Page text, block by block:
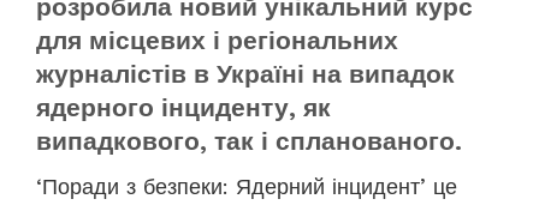
розробила новий унікальний курс
для місцевих і регіональних
журналістів в Україні на випадок
ядерного інциденту, як
випадкового, так і спланованого.
‘Поради з безпеки: Ядерний інцидент’ це